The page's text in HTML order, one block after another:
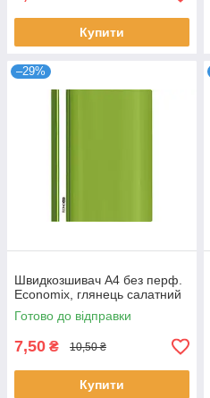
Купити
–29%
Швидкозшивач А4 без перф.
Economix, глянець салатний
Готово до відправки
7,50 ₴ 10,50 ₴
Купити